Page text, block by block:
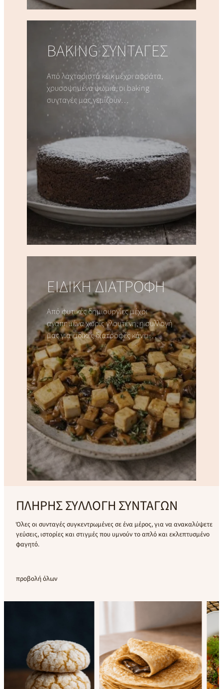
BAKING ΣΥΝΤΑΓΕΣ
Από λαχταριστά κέικ μέχρι αφράτα,
χρυσοψημένα ψωμιά, οι baking
συνταγές μας γεμίζουν…
ΕΙΔΙΚΗ ΔΙΑΤΡΟΦΗ
Από φυτικές δημιουργίες μέχρι
αγαπημένα χωρίς γλουτένη, η συλλογή
μας για ειδικές διατροφές κάνει…
ΠΛΗΡΗΣ ΣΥΛΛΟΓΗ ΣΥΝΤΑΓΩN
Όλες οι συνταγές συγκεντρωμένες σε ένα μέρος, για να ανακαλύψετε
γεύσεις, ιστορίες και στιγμές που υμνούν το απλό και εκλεπτυσμένο
φαγητό.
προβολή όλων